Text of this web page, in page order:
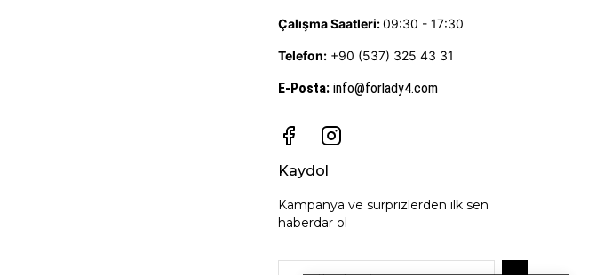
Çalışma Saatleri:09:30 - 17:30
Telefon: +90 (537) 325 43 31
E-Posta: info@forlady4.com
Kaydol
Kampanya ve sürprizlerden ilk sen
haberdar ol